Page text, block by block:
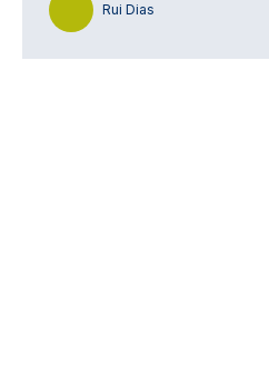
Rui Dias